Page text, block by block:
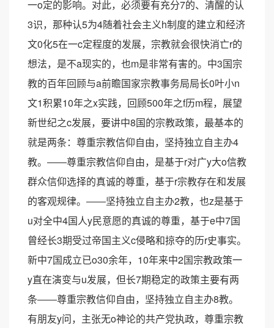
一o定的影响。对此，必须要有充分7的、清醒的认
3识，那种认5为4随着社会主义h制度的建立和经济
文0化5在一c定程度的发展，宗教就会很快消亡r的
想法，是不a现实的，也m是非常有害的。中3国宗
教的百年回顾与a前瞻国家宗教事务局局长0叶小n
文1积累10年之x实践，回顾500年之f历m程，展望
新世纪之c发展，要讲中8国的宗教政策，最基本的
就是两条：尊重宗教信仰自由，坚持独立自主办4
教。――尊重宗教信仰自由，是基于r对广y大o信教
群众信仰选择的真诚的尊重，基于r宗教存在和发展
的客观规律。――坚持独立自主办2教，也z是基于
u对全中4国人y民意愿的真诚的尊重，基于e中7国
曾经长3期受过帝国主义c侵略和掠夺的历r史事实。
新中7国成立已o30余年，10年来中2国宗教政策一
y直在演变与u发展，但长7期稳定的政策主要有两
条――尊重宗教信仰自由，坚持独立自主办8教。
有朋友y问，主张无o神论的共产党执政，尊重宗教